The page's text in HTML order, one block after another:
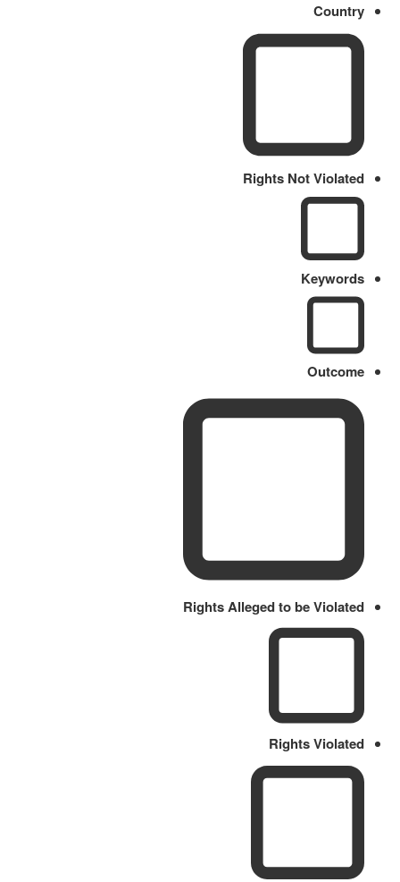
Country
Rights Not Violated
Keywords
Outcome
Rights Alleged to be Violated
Rights Violated